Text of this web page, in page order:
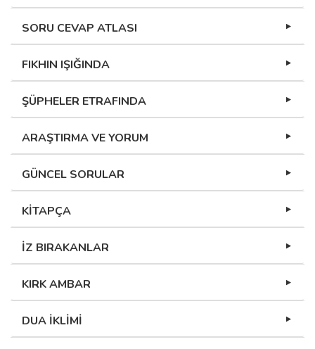
SORU CEVAP ATLASI
FIKHIN IŞIĞINDA
ŞÜPHELER ETRAFINDA
ARAŞTIRMA VE YORUM
GÜNCEL SORULAR
KİTAPÇA
İZ BIRAKANLAR
KIRK AMBAR
DUA İKLİMİ